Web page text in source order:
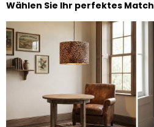
Wählen Sie Ihr perfektes Match